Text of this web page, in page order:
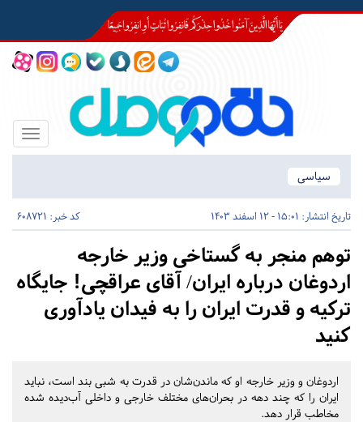
Toggle
سیاسی
تاریخ انتشار: 15:01 - 12 اسفند 1403 کد خبر: 608721
توهم منجر به گستاخی وزیر خارجه
اردوغان درباره ایران/ آقای عراقچی! جایگاه
ترکیه و قدرت ایران را به فیدان یادآوری
کنید
اردوغان و وزیر خارجه او که ماندن‌شان در قدرت به شبی بند است، نباید
ایران را که چند دهه در بحران‌های مختلف خارجی و داخلی آب‌دیده شده
مخاطب قرار دهد.